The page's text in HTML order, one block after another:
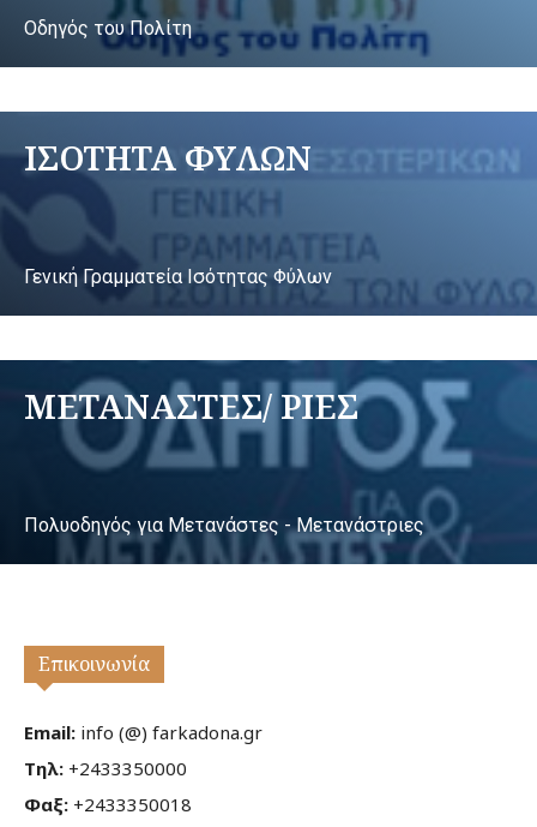
Οδηγός του Πολίτη
ΙΣΟΤΗΤΑ ΦΥΛΩΝ
Γενική Γραμματεία Ισότητας Φύλων
ΜΕΤΑΝΑΣΤΕΣ/ ΡΙΕΣ
Πολυοδηγός για Μετανάστες - Μετανάστριες
Επικοινωνία
Email: info (@) farkadona.gr
Τηλ: +2433350000
Φαξ: +2433350018